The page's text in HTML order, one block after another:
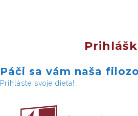
Páči sa vám naša
Prihláste svoje dieťa!